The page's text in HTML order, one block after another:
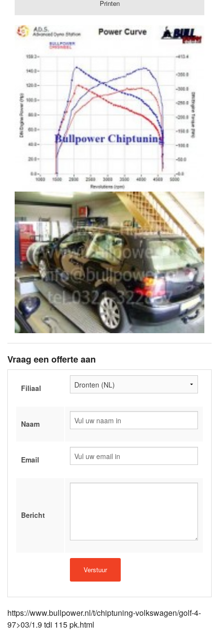
Printen
Vraag een offerte aan
Filiaal
Naam
Email
Bericht
https://www.bullpower.nl/t/chiptuning-volkswagen/golf-4-
97>03/1.9 tdi 115 pk.html